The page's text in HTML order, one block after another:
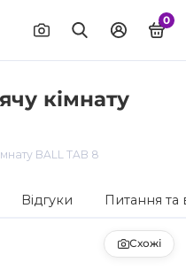
0
кімнату
BALL TAB 8
Відгуки Питання та
Схожі